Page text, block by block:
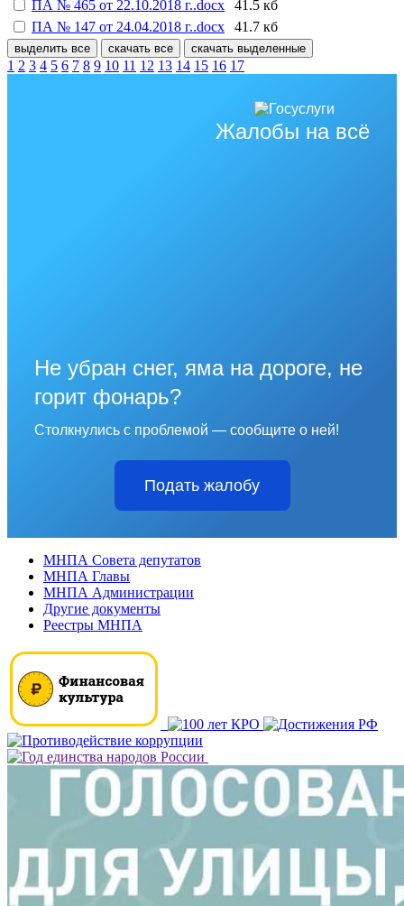
ПА № 465 от 22.10.2018 г..docx
41.5 кб
ПА № 147 от 24.04.2018 г..docx
41.7 кб
выделить все скачать все скачать выделенные
1 2 3 4 5 6 7 8 9 10 11 12 13 14 15 16 17
Жалобы на всё
Не убран снег, яма на дороге, не
горит фонарь?
Столкнулись с проблемой — сообщите о ней!
Подать жалобу
МНПА Совета депутатов
МНПА Главы
МНПА Администрации
Другие документы
Реестры МНПА